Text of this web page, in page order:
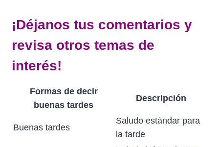
¡Déjanos tus comentarios y
revisa otros temas de
interés!
Formas de decir
buenas tardes
Descripción
Buenas tardes
Saludo estándar para
la tarde